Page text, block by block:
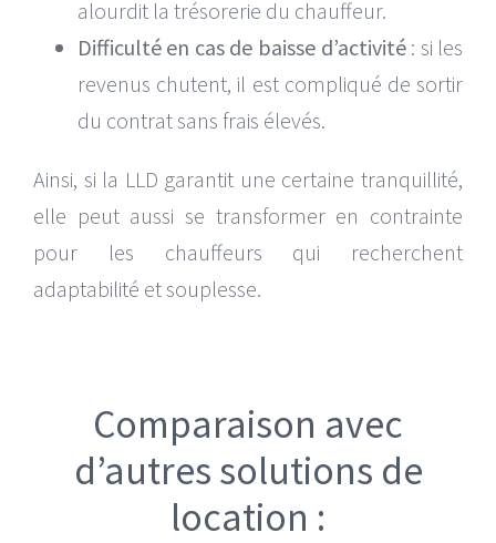
alourdit la trésorerie du chauffeur.
Difficulté en cas de baisse d’activité: si les
revenus chutent, il est compliqué de sortir
du contrat sans frais élevés.
Ainsi, si la LLD garantit une certaine tranquillité,
elle peut aussi se transformer en contrainte
pour les chauffeurs qui recherchent
adaptabilité et souplesse.
Comparaison avec
d’autres solutions de
location :